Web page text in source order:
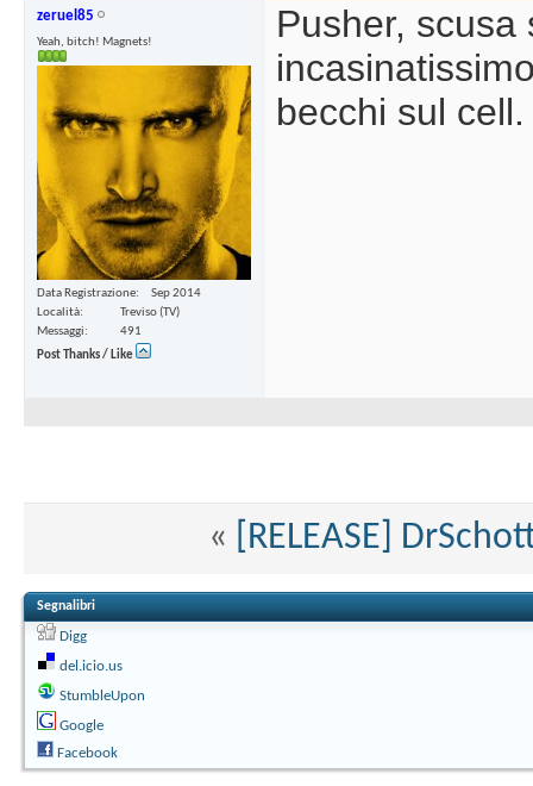
zeruel85
Yeah, bitch! Magnets!
Data Registrazione
Sep 2014
Località
Treviso (TV)
Messaggi
491
Post Thanks / Like
Pusher,
becchi sul
« [RELEASE]
Segnalibri
Digg
del.icio.us
StumbleUpon
Google
Facebook